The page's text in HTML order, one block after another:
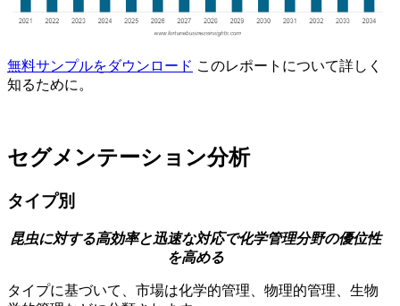
無料サンプルをダウンロード このレポートについて詳しく
知るために。
セグメンテーション分析
タイプ別
昆虫に対する高効率と迅速な対応で化学管理分野の優位性
を高める
タイプに基づいて、市場は化学的管理、物理的管理、生物